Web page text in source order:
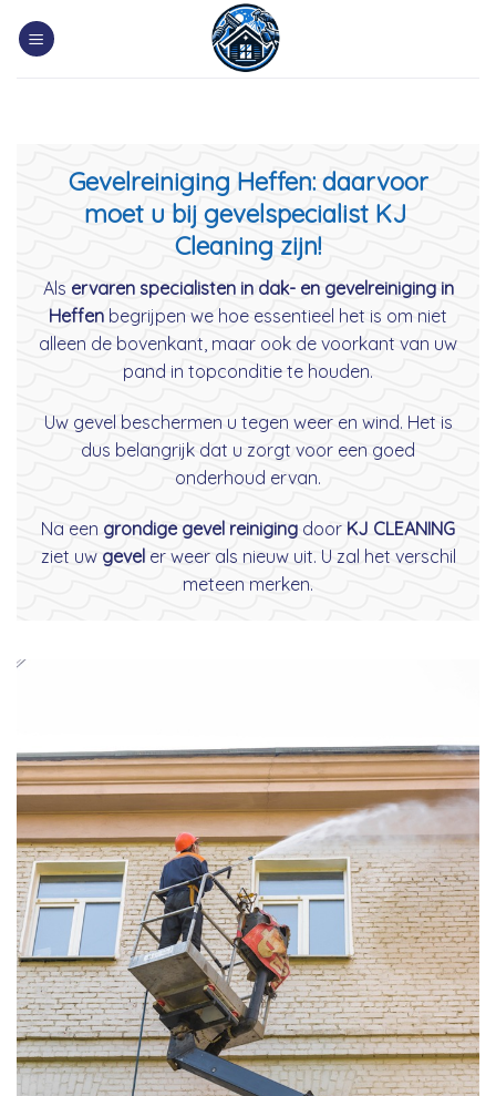
Gevelreiniging Heffen: daarvoor
moet u bij gevelspecialist KJ
Cleaning zijn!
Als ervaren specialisten in dak- en gevelreiniging in
Heffen begrijpen we hoe essentieel het is om niet
alleen de bovenkant, maar ook de voorkant van uw
pand in topconditie te houden.
Uw gevel beschermen u tegen weer en wind. Het is
dus belangrijk dat u zorgt voor een goed
onderhoud ervan.
Na een grondige gevel reiniging door KJ CLEANING
ziet uw geveler weer als nieuw uit. U zal het verschil
meteen merken.